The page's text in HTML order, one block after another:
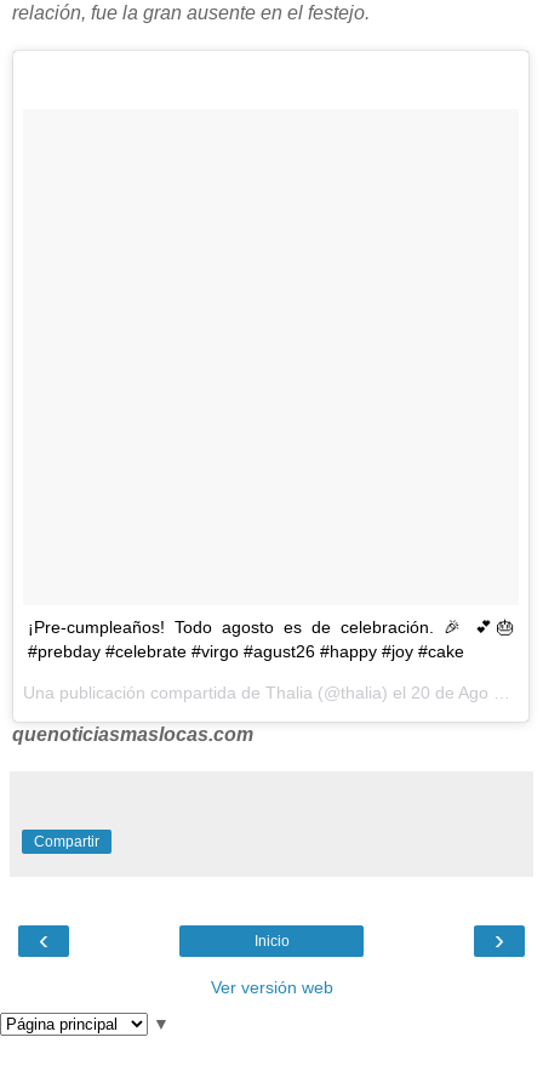
relación, fue la gran ausente en el festejo.
¡Pre-cumpleaños! Todo agosto es de celebración. 🎉 💕🎂
#prebday #celebrate #virgo #agust26 #happy #joy #cake
Una publicación compartida de Thalia (@thalia) el 20 de Ago de 2017 a la(s) 12:48 PDT
quenoticiasmaslocas.com
Compartir
‹ ›
Inicio
Ver versión web
▼